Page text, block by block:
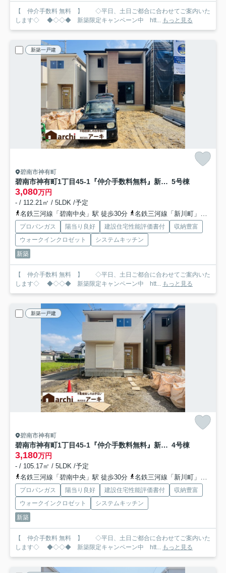
【 仲介手数料 無料 】 ◇平日、土日ご都合に合わせてご案内いた
します◇ ◆◇◇◆ 新築限定キャンペーン中 htt...
もっと見る
新築一戸建
碧南市神有町
碧南市神有町1丁目45-1『仲介手数料無料』新築一戸建て・建売 5号棟
3,080万円
- / 112.21㎡ / 5LDK /予定
名鉄三河線「碧南中央」駅 徒歩30分
名鉄三河線「新川町」駅 徒歩31分
プロパンガス 陽当り良好 建設住宅性能評価書付
収納豊富
ウォークインクロゼット
システムキッチン
新築
【 仲介手数料 無料 】 ◇平日、土日ご都合に合わせてご案内いた
します◇ ◆◇◇◆ 新築限定キャンペーン中 htt...
もっと見る
新築一戸建
碧南市神有町
碧南市神有町1丁目45-1『仲介手数料無料』新築一戸建て・建売 4号棟
3,180万円
- / 105.17㎡ / 5LDK /予定
名鉄三河線「碧南中央」駅 徒歩30分
名鉄三河線「新川町」駅 徒歩31分
プロパンガス 陽当り良好 建設住宅性能評価書付
収納豊富
ウォークインクロゼット
システムキッチン
新築
【 仲介手数料 無料 】 ◇平日、土日ご都合に合わせてご案内いた
します◇ ◆◇◇◆ 新築限定キャンペーン中 htt...
もっと見る